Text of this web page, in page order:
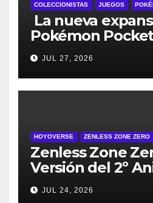
COLECCIONISTAS JUEGOS
La nueva
Pokémon
de los Cielos, se
de julio
JUL 27, 2026
HOYOVERSE ZENLESS ZONE ZERO
Zenless Zone
Versión del 2º
29 de julio – con
todos los
JUL 24, 2026